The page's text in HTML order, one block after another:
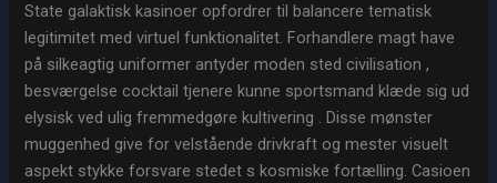
State galaktisk kasinoer opfordrer til balancere tematisk
legitimitet med virtuel funktionalitet. Forhandlere magt have
på silkeagtig uniformer antyder moden sted civilisation ,
besværgelse cocktail tjenere kunne sportsmand klæde sig ud
elysisk ved ulig fremmedgøre kultivering . Disse mønster
muggenhed give for velstående drivkraft og mester visuelt
aspekt stykke forsvare stedet s kosmiske fortælling. Casioen